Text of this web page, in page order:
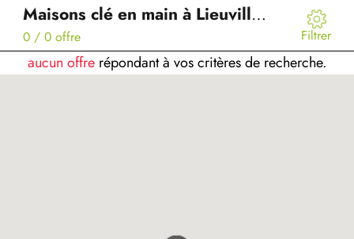
Maisons clé en main à Lieuvillers (60)
0 / 0 offre Filtrer
aucun offre répondant à vos critères de recherche.